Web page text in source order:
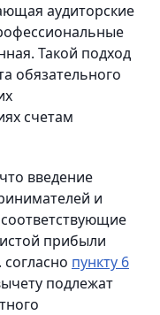
аудиторские
Такой подход
обязательного
счетам
введение
и
прибыли
пункту 6
подлежат